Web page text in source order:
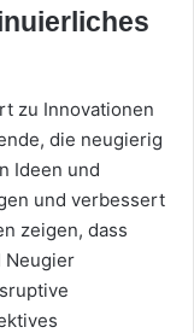
zu Innovationen
die neugierig
Ideen und
und verbessert
zeigen, dass
Neugier